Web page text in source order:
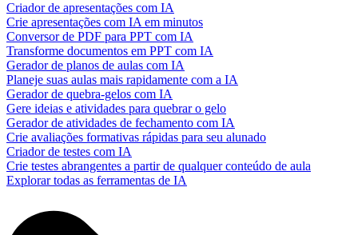
Criador de apresentações com IA
Crie apresentações com IA em minutos
Conversor de PDF para PPT com IA
Transforme documentos em PPT com IA
Gerador de planos de aulas com IA
Planeje suas aulas mais rapidamente com a IA
Gerador de quebra-gelos com IA
Gere ideias e atividades para quebrar o gelo
Gerador de atividades de fechamento com IA
Crie avaliações formativas rápidas para seu alunado
Criador de testes com IA
Crie testes abrangentes a partir de qualquer conteúdo de aula
Explorar todas as ferramentas de IA